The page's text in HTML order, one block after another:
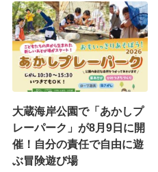
大蔵海岸公園で「あかしプ
レーパーク」が8月9日に開
催！自分の責任で自由に遊
ぶ冒険遊び場